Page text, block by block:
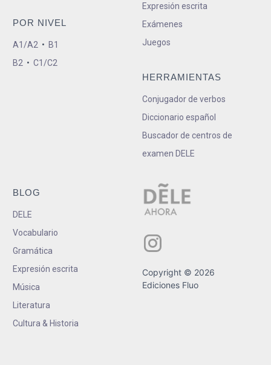
POR NIVEL
A1/A2 • B1
B2 • C1/C2
Expresión escrita
Exámenes
Juegos
HERRAMIENTAS
Conjugador de verbos
Diccionario español
Buscador de centros de
examen DELE
BLOG
DELE
Vocabulario
Gramática
Expresión escrita
Música
Literatura
Cultura & Historia
Copyright © 2026
Ediciones Fluo